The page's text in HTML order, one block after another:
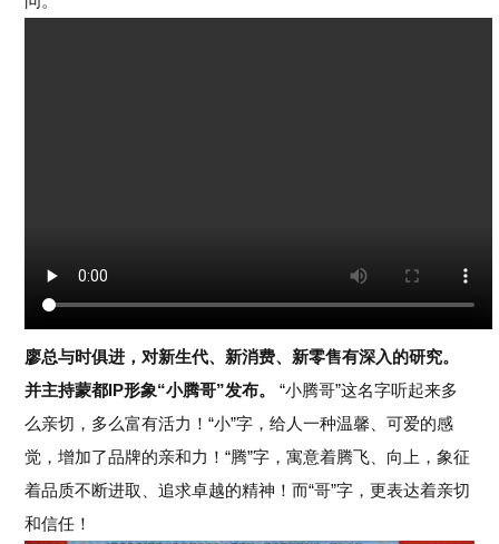
廖总与时俱进，对新生代、新消费、新零售有深入的研究。
并主持蒙都IP形象“小腾哥”发布。
“小腾哥”这名字听起来多
么亲切，多么富有活力！“小”字，给人一种温馨、可爱的感
觉，增加了品牌的亲和力！“腾”字，寓意着腾飞、向上，象征
着品质不断进取、追求卓越的精神！而“哥”字，更表达着亲切
和信任！